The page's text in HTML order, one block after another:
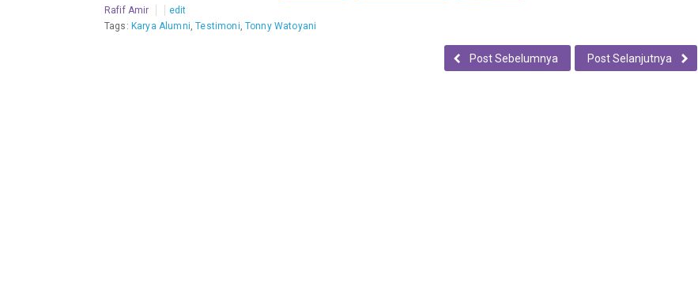
Rafif Amir
edit
Tags: Karya Alumni,Testimoni,Tonny Watoyani
Post Selanjutnya
Post Sebelumnya